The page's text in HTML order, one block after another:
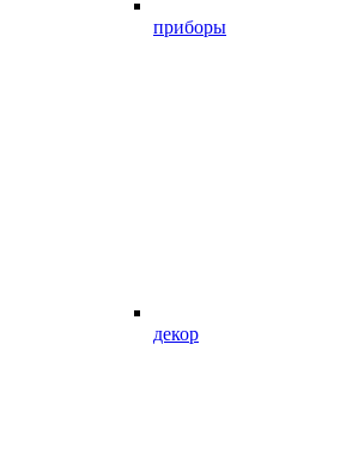
приборы
декор